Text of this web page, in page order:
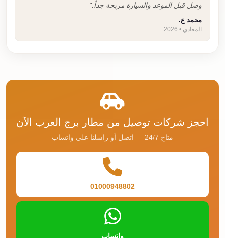
وصل قبل الموعد والسيارة مريحة جداً."
محمد ع.
المعادي • 2026
احجز شركات توصيل من مطار برج العرب الآن
متاح 24/7 — اتصل أو راسلنا على واتساب
01000948802
واتساب